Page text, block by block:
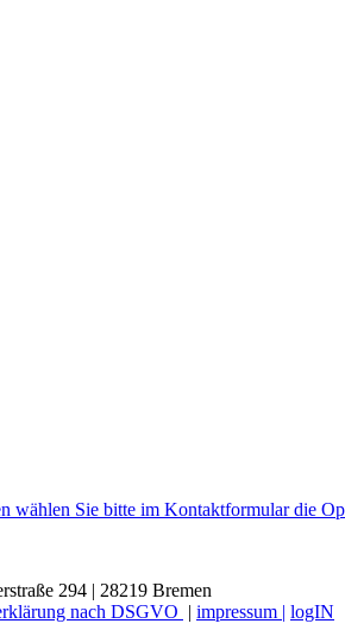
wählen Sie bitte im Kontaktformular die
294 | 28219 Bremen
nach DSGVO | impressum | logIN